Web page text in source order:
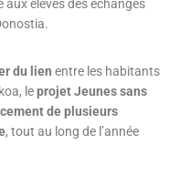
aux élèves des échanges
du lien entre les habitants
leprojet Jeunes sans
de plusieurs
, tout au long de l’année